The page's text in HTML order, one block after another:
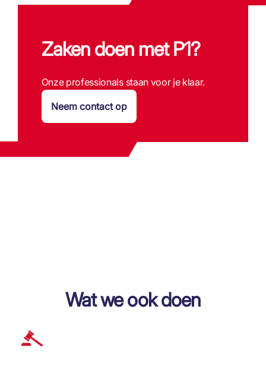
Zaken doen met P1?
Onze professionals staan voor je klaar.
Neem contact op
Wat we ook doen